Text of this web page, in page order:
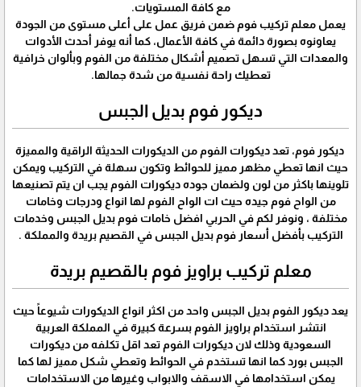
مع كافة المستويات.
يعمل معلم تركيب فوم ضمن فريق عمل على أعلى مستوى من الجودة
يعاونوه بصورة دائمة في كافة الأعمال، كما أنه يوفر أحدث الأدوات
والمعدات التي تسهل تصميم أشكال مختلفة من الفوم وبألوان خرافية
تعطيك راحة نفسية من شدة جمالها.
ديكور فوم بديل الجبس
ديكور فوم، تعد ديكورات الفوم من الديكورات الحديثة الراقية والمميزة
حيث انها تعطي مظهر مميز للحوائط وتكون سهلة في التركيب ويمكن
تلوينها باكثر من لون ولضمان جوده ديكورات الفوم يجب ان يتم تصنيعها
من الواح فوم جيده حيث ات الواح الفوم لها انواع ودرجات وخامات
مختلفة ، ونوفر لكم في الحربي افضل خامات فوم بديل الجبس وخدمات
التركيب بأفضل أسعار فوم بديل الجبس في القصيم بريدة والمملكة .
معلم تركيب براويز فوم بالقصيم بريدة
يعد ديكور الفوم بديل الجبس واحد من اكثر انواع الديكورات شيوعاً حيث
انتشر استخدام براويز الفوم بسرعة كبيرة في المملكة العربية
السعودية وذلك لان ديكورات الفوم تعد اقل تكلفه من ديكورات
الجبس بورد كما انها تستخدم في الحوائط وتعطي شكل مميز لها كما
يمكن استخدامها في الاسقف والابواب وغيرها من الاستخدامات